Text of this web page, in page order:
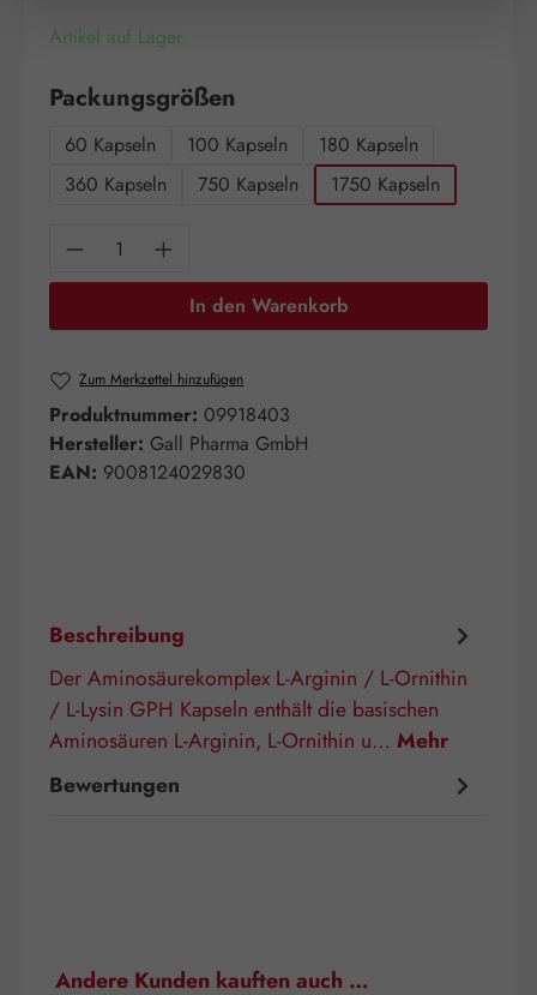
Artikel auf Lager.
Packungsgrößen
60 Kapseln 100 Kapseln
180 Kapseln
360 Kapseln
750 Kapseln 1750 Kapseln
Produkt Anzahl: Gib den gewünschten
In den Warenkorb
Zum Merkzettel hinzufügen
Produktnummer: 09918403
Hersteller: Gall Pharma GmbH
EAN: 9008124029830
Beschreibung
Der Aminosäurekomplex L-Arginin / L-Ornithin
/ L-Lysin GPH Kapseln enthält die basischen
Aminosäuren L-Arginin, L-Ornithin u… Mehr
Bewertungen
Produktgalerie überspringen
Andere Kunden kauften auch …